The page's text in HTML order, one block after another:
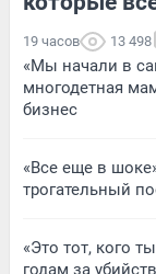
19 часов 13 498
«Мы начали в
многодетная
бизнес
«Все еще в
трогательный
«Это тот, кого
годам за